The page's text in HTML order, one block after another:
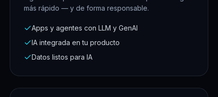
más rápido — y de forma responsable.
Apps y agentes con LLM y GenAI
IA integrada en tu producto
Datos listos para IA